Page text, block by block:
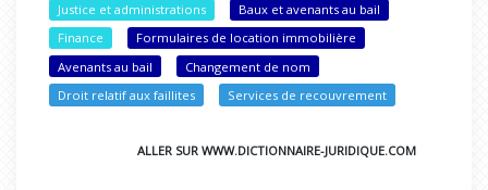
Justice et administrations
Baux et avenants au bail
Finance
Formulaires de location immobilière
Avenants au bail
Changement de nom
Droit relatif aux faillites
Services de recouvrement
ALLER SUR WWW.DICTIONNAIRE-JURIDIQUE.COM